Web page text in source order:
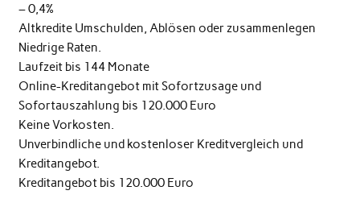
– 0,4%
Altkredite Umschulden, Ablösen oder zusammenlegen
Niedrige Raten.
Laufzeit bis 144 Monate
Online-Kreditangebot mit Sofortzusage und
Sofortauszahlung bis 120.000 Euro
Keine Vorkosten.
Unverbindliche und kostenloser Kreditvergleich und
Kreditangebot.
Kreditangebot bis 120.000 Euro